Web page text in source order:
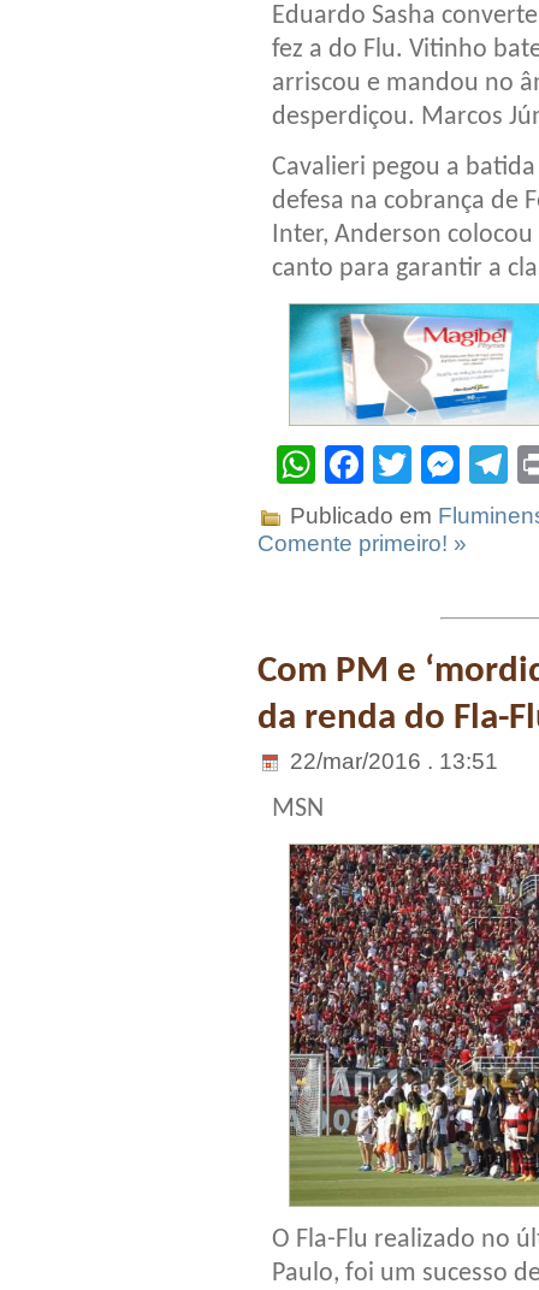
Eduardo Sasha
fez a do Flu. Vitinho
arriscou e mandou no
desperdiçou. Marcos
Cavalieri pegou a
defesa na cobrança de
Inter, Anderson
canto para garantir a
WhatsApp
Facebook
Twitter
Publicado em
Comente primeiro! »
Com PM e
da renda do Fla-
22/mar/2016 . 13:51
MSN
O Fla-Flu realizado no
Paulo, foi um sucesso